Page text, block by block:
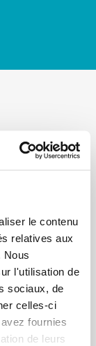
le contenu
relatives aux
Nous
l'utilisation de
sociaux, de
celles-ci
fournies
de leurs